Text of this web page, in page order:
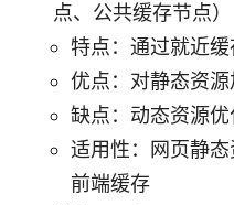
点、公共缓存节点）
特点：通过就近
优点：对静态资
缺点：动态资源
适用性：网页静
前端缓存